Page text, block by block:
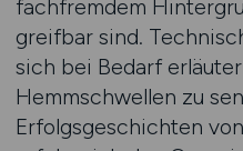
fachfremdem
greifbar sind.
sich bei Bedarf
Hemmschwellen zu
Erfolgsgeschichten